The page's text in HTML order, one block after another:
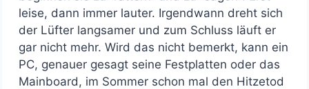
leise, dann immer lauter. Irgendwann dreht sich
der Lüfter langsamer und zum Schluss läuft er
gar nicht mehr. Wird das nicht bemerkt, kann ein
PC, genauer gesagt seine Festplatten oder das
Mainboard, im Sommer schon mal den Hitzetod